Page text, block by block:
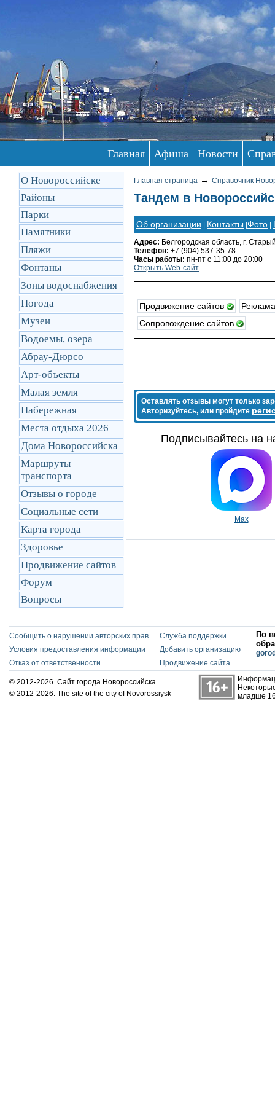
Главная Афиша Новости
О Новороссийске
Районы
Парки
Памятники
Пляжи
Фонтаны
Зоны водоснабжения
Погода
Музеи
Водоемы, озера
Абрау-Дюрсо
Арт-объекты
Малая земля
Набережная
Места отдыха 2026
Дома Новороссийска
Маршруты
транcпорта
Отзывы о городе
Социальные сети
Карта города
Здоровье
Продвижение сайтов
Форум
Вопросы
Главная страница → Справочник
Тандем в
Об организации Контакты Фото
Адрес: Белгородская область, г.
Телефон: +7 (904) 537-35-78
Часы работы: пн-пт с 11:00 до 20:00
Открыть Web-сайт
Продвижение сайтов
Сопровождение сайтов
Оставлять отзывы могут только
Авторизуйтесь, или пройдите
Подписывайтесь на
Max
Сообщить о нарушении авторских прав
Условия предоставления информации
Отказ от ответственности
Служба поддержки
Добавить организацию
Продвижение сайта
По
© 2012-2026. Сайт города Новороссийска
© 2012-2026. The site of the city of Novorossiysk
младше